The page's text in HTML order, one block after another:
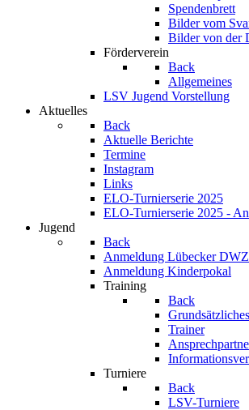
Spendenbrett
Bilder vom
Bilder von der
Förderverein
Back
Allgemeines
LSV Jugend Vorstellung
Aktuelles
Back
Aktuelle Berichte
Termine
Instagram
Links
ELO-Turnierserie 2025
ELO-Turnierserie 2025 -
Jugend
Back
Anmeldung Lübecker
Anmeldung Kinderpokal
Training
Back
Trainer
Turniere
Back
LSV-Turniere